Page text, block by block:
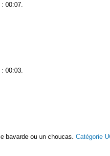
00:07.
00:03.
bavarde ou un choucas. Catégorie